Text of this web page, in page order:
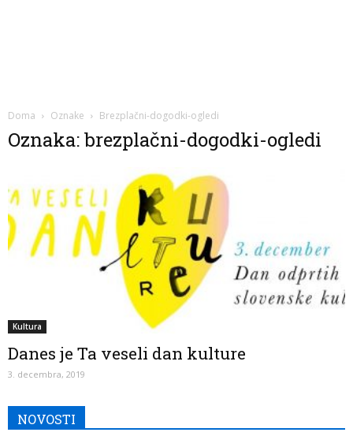
Doma Oznake Brezplačni-dogodki-ogledi
Oznaka: brezplačni-dogodki-ogledi
Kultura
Danes je Ta veseli dan kulture
3. decembra, 2019
NOVOSTI